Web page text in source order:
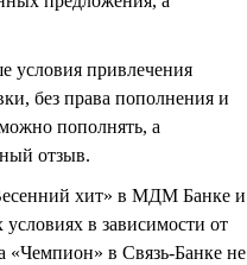
условия привлечения
без права пополнения и
пополнять, а
отзыв.
хит» в МДМ Банке и
в зависимости от
«Чемпион» в Связь-Банке не